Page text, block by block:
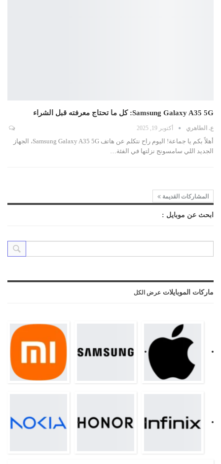
Samsung Galaxy A35 5G: كل ما تحتاج معرفته قبل الشراء
ع. الطاهري أكتوبر 19, 2025
أهلاً بكم يا جماعة! اليوم راح نتكلم عن هاتف Samsung Galaxy A35 5G، الجهاز
الجديد اللي سامسونج نزلتها في الفئة
المشاركات القديمة
ابحث عن موبايل :
ماركات الموبايلات عرض الكل